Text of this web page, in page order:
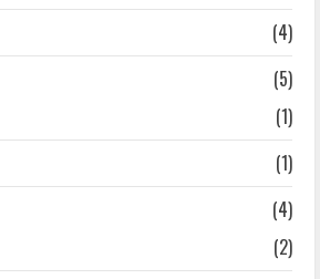
(4)
(5)
(1)
(1)
(4)
(2)